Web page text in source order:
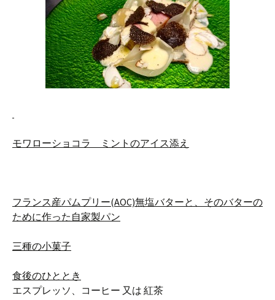
モワローショコラ ミントのアイス添え
フランス産パムプリー(AOC)無塩バターと、そのバターの
ために作った自家製パン
三種の小菓子
食後のひととき
エスプレッソ、コーヒー 又は 紅茶